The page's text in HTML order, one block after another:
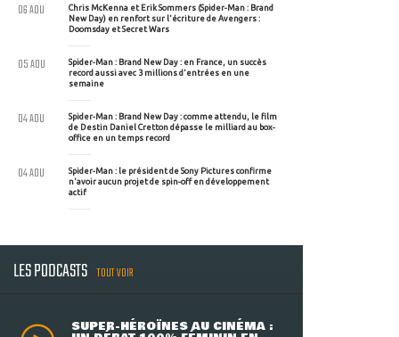
Chris McKenna et Erik Sommers (Spider-Man : Brand
New Day) en renfort sur l'écriture de Avengers :
Doomsday et Secret Wars
06 AOU
Spider-Man : Brand New Day : en France, un succès
record aussi avec 3 millions d'entrées en une
semaine
05 AOU
Spider-Man : Brand New Day : comme attendu, le film
de Destin Daniel Cretton dépasse le milliard au box-
office en un temps record
04 AOU
Spider-Man : le président de Sony Pictures confirme
n'avoir aucun projet de spin-off en développement
actif
04 AOU
LES PODCASTS TOUT VOIR
SUPER-HÉROÏNES AU CINÉMA :